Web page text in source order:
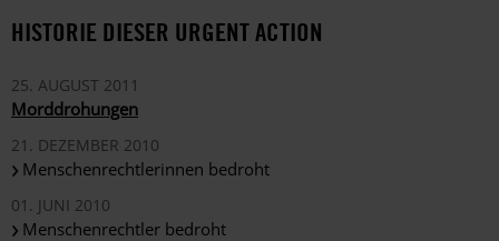
HISTORIE DIESER URGENT ACTION
25. AUGUST 2011
Morddrohungen
21. DEZEMBER 2010
Menschenrechtlerinnen bedroht
01. JUNI 2010
Menschenrechtler bedroht